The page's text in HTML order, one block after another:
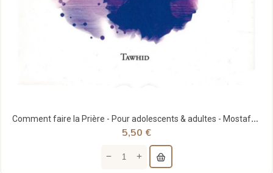
Comment faire la Prière - Pour adolescents & adultes - Mostafa Suhayl Brahami - Tawhid
5,50 €